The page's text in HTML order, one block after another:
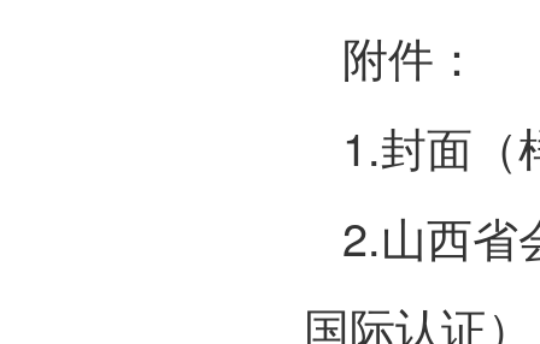
附件：
1.封面（
2.山西省
国际认证）